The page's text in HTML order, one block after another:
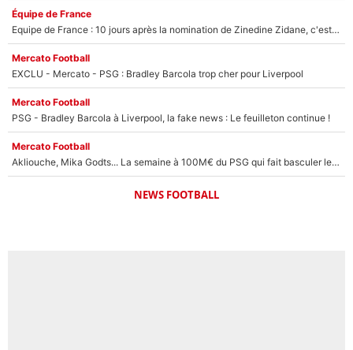
Équipe de France
Equipe de France : 10 jours après la nomination de Zinedine Zidane, c'est au tour de son fils de prendre un nouveau départ !
Mercato Football
EXCLU - Mercato - PSG : Bradley Barcola trop cher pour Liverpool
Mercato Football
PSG - Bradley Barcola à Liverpool, la fake news : Le feuilleton continue !
Mercato Football
Akliouche, Mika Godts... La semaine à 100M€ du PSG qui fait basculer le mercato du PSG !
NEWS FOOTBALL